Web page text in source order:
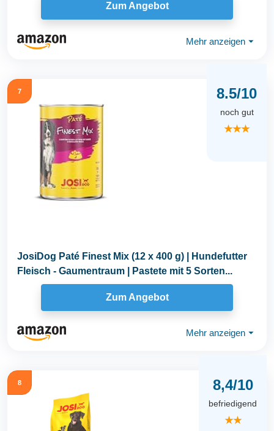
Zum Angebot
Mehr anzeigen ⏷
7 8.5/10
noch gut
★★★
JosiDog Paté Finest Mix (12 x 400 g) | Hundefutter
Fleisch - Gaumentraum | Pastete mit 5 Sorten...
Zum Angebot
Mehr anzeigen ⏷
8 8,4/10
befriedigend
★★